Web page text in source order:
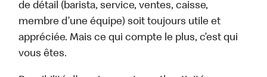
de détail (barista, service, ventes, caisse,
membre d’une équipe) soit toujours utile et
appréciée. Mais ce qui compte le plus, c’est qui
vous êtes.